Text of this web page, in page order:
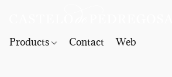
Products Contact Web